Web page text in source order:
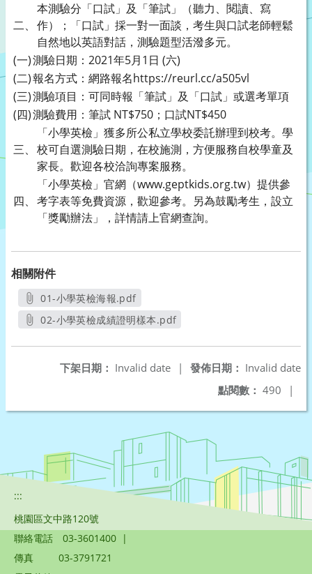
二、
本測驗分「口試」及「筆試」（聽力、閱讀、寫
作）；「口試」採一對一面談，考生與口試老師輕鬆
自然地以英語對話，測驗題型活潑多元。
(一)測驗日期：2021年5月1日 (六)
(二)報名方式：網路報名https://reurl.cc/a505vl
(三)測驗項目：可同時報「筆試」及「口試」或選考單項
(四)測驗費用：筆試 NT$750；口試NT$450
三、
「小學英檢」獲多所公私立學校委託辦理到校考。學
校可自選測驗日期，在校施測，方便服務自校學童及
家長。歡迎各校洽詢專案服務。
四、
「小學英檢」官網（www.geptkids.org.tw）提供參
考字表等免費資源，歡迎參考。另為鼓勵考生，設立
「獎勵辦法」，詳情請上官網查詢。
相關附件
01-小學英檢海報.pdf
另開新視窗
02-小學英檢成績證明樣本.pdf
發佈日期： Invalid date
下架日期： Invalid date
|
點閱數： 490 |
:::
桃園區文中路120號
聯絡電話
03-3601400 |
傳真
03-3791721